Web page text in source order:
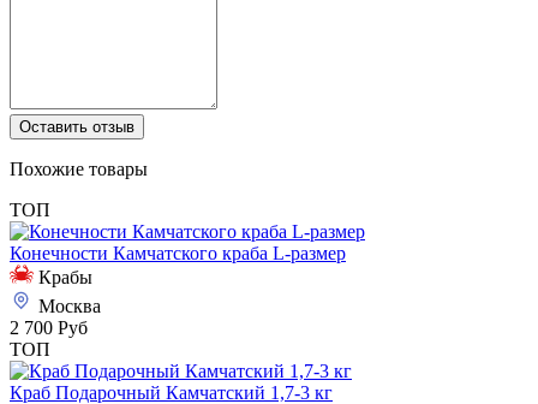
Оставить отзыв
Похожие товары
ТОП
Конечности Камчатского краба L-размер
Крабы
Москва
2 700 Руб
ТОП
Краб Подарочный Камчатский 1,7-3 кг